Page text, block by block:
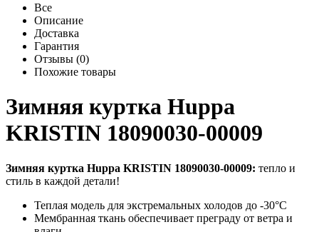
Все
Описание
Доставка
Гарантия
Отзывы (0)
Похожие товары
Зимняя куртка Huppa
KRISTIN 18090030-00009
Зимняя куртка Huppa KRISTIN 18090030-00009: тепло и
стиль в каждой детали!
Теплая модель для экстремальных холодов до -30°C
Мембранная ткань обеспечивает преграду от ветра и